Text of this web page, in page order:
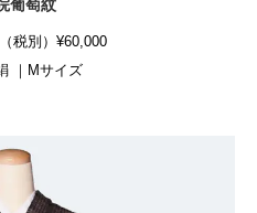
葡萄紋
税別）¥60,000
｜Mサイズ